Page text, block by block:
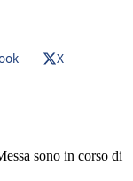
X
sono in corso di